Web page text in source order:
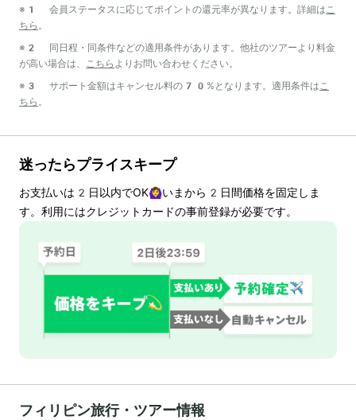
※1 会員ステータスに応じてポイントの還元率が異なります。詳細はこ
ちら 。
※2 同日程・同条件などの適用条件があります。他社のツアーより料金
が高い場合は、 こちら よりお問い合わせください。
※3 サポート金額はキャンセル料の70%となります。適用条件はこ
ちら 。
迷ったらプライスキープ
お支払いは 2 日以内でOK🙆‍♀️いまから 2 日間価格を固定しま
す。利用にはクレジットカードの事前登録が必要です。
フィリピン旅行・ツアー情報